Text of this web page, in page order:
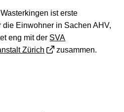
ist erste
die Einwohner in Sachen AHV,
eng mit der SVA
Zürich
zusammen.